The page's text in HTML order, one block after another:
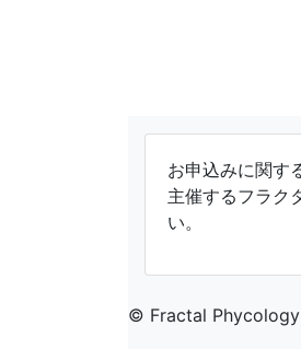
お申込みに関す
主催するフラク
い。
© Fractal